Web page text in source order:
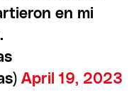
en mi
April 19, 2023